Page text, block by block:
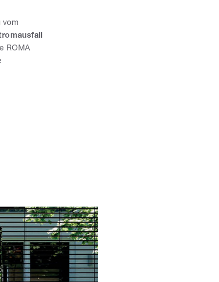
vom
ROMA